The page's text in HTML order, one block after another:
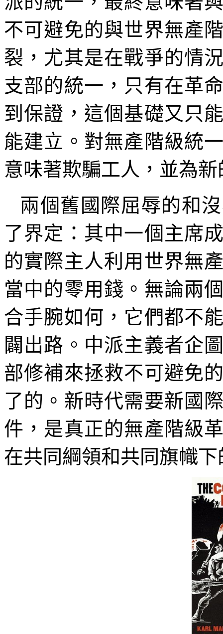
不可避免的與世界無產
裂，尤其是在戰爭的情
支部的統一，只有在革
到保證，這個基礎又只
能建立。對無產階級統
意味著欺騙工人，並為
兩個舊國際屈辱的和
了界定：其中一個主席
的實際主人利用世界無
當中的零用錢。無論兩
合手腕如何，它們都不
闢出路。中派主義者企
部修補來拯救不可避免
了的。新時代需要新國
件，是真正的無產階級
在共同綱領和共同旗幟